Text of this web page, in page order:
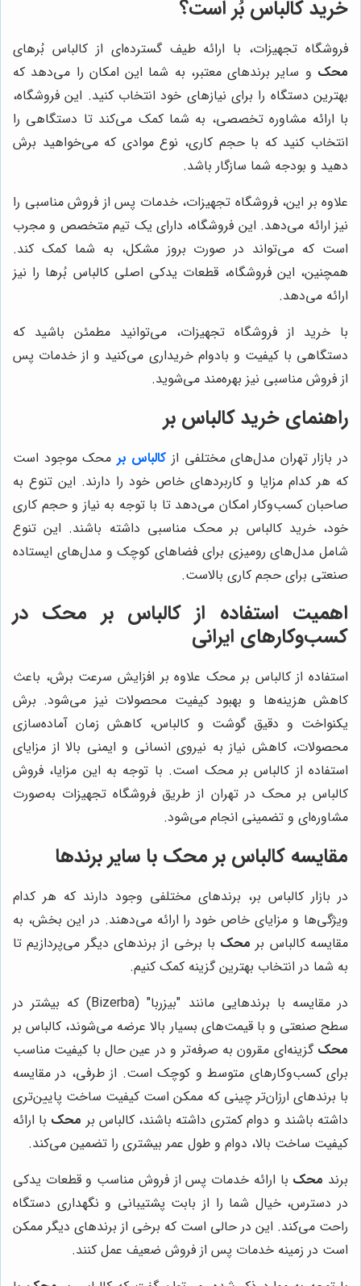
خرید کالباس بُر است؟
فروشگاه تجهیزات، با ارائه طیف گسترده‌ای از کالباس بُرهای
محک و سایر برندهای معتبر، به شما این امکان را می‌دهد که
بهترین دستگاه را برای نیازهای خود انتخاب کنید. این فروشگاه،
با ارائه مشاوره تخصصی، به شما کمک می‌کند تا دستگاهی را
انتخاب کنید که با حجم کاری، نوع موادی که می‌خواهید برش
دهید و بودجه شما سازگار باشد.
علاوه بر این، فروشگاه تجهیزات، خدمات پس از فروش مناسبی را
نیز ارائه می‌دهد. این فروشگاه، دارای یک تیم متخصص و مجرب
است که می‌تواند در صورت بروز مشکل، به شما کمک کند.
همچنین، این فروشگاه، قطعات یدکی اصلی کالباس بُرها را نیز
ارائه می‌دهد.
با خرید از فروشگاه تجهیزات، می‌توانید مطمئن باشید که
دستگاهی با کیفیت و بادوام خریداری می‌کنید و از خدمات پس
از فروش مناسبی نیز بهره‌مند می‌شوید.
راهنمای خرید کالباس بر
در بازار تهران مدل‌های مختلفی از کالباس بر محک موجود است
که هر کدام مزایا و کاربردهای خاص خود را دارند. این تنوع به
صاحبان کسب‌وکار امکان می‌دهد تا با توجه به نیاز و حجم کاری
خود، خرید کالباس بر محک مناسبی داشته باشند. این تنوع
شامل مدل‌های رومیزی برای فضاهای کوچک و مدل‌های ایستاده
صنعتی برای حجم کاری بالاست.
اهمیت استفاده از کالباس بر محک در
کسب‌وکارهای ایرانی
استفاده از کالباس بر محک علاوه بر افزایش سرعت برش، باعث
کاهش هزینه‌ها و بهبود کیفیت محصولات نیز می‌شود. برش
یکنواخت و دقیق گوشت و کالباس، کاهش زمان آماده‌سازی
محصولات، کاهش نیاز به نیروی انسانی و ایمنی بالا از مزایای
استفاده از کالباس بر محک است. با توجه به این مزایا، فروش
کالباس بر محک در تهران از طریق فروشگاه تجهیزات به‌صورت
مشاوره‌ای و تضمینی انجام می‌شود.
مقایسه کالباس بر محک با سایر برندها
در بازار کالباس بر، برندهای مختلفی وجود دارند که هر کدام
ویژگی‌ها و مزایای خاص خود را ارائه می‌دهند. در این بخش، به
مقایسه کالباس بر محک با برخی از برندهای دیگر می‌پردازیم تا
به شما در انتخاب بهترین گزینه کمک کنیم.
در مقایسه با برندهایی مانند "بیزربا" (Bizerba) که بیشتر در
سطح صنعتی و با قیمت‌های بسیار بالا عرضه می‌شوند، کالباس بر
محک گزینه‌ای مقرون به صرفه‌تر و در عین حال با کیفیت مناسب
برای کسب‌وکارهای متوسط و کوچک است. از طرفی، در مقایسه
با برندهای ارزان‌تر چینی که ممکن است کیفیت ساخت پایین‌تری
داشته باشند و دوام کمتری داشته باشند، کالباس بر محک با ارائه
کیفیت ساخت بالا، دوام و طول عمر بیشتری را تضمین می‌کند.
برند محک با ارائه خدمات پس از فروش مناسب و قطعات یدکی
در دسترس، خیال شما را از بابت پشتیبانی و نگهداری دستگاه
راحت می‌کند. این در حالی است که برخی از برندهای دیگر ممکن
است در زمینه خدمات پس از فروش ضعیف عمل کنند.